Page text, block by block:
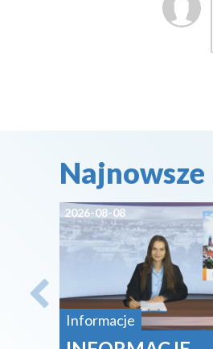
Najnowsze
2026-08-08
Informacje